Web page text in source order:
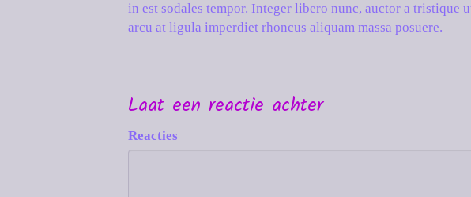
in est sodales tempor. Integer libero nunc, auctor a tristique
arcu at ligula imperdiet rhoncus aliquam massa posuere.
Laat een reactie achter
Reacties